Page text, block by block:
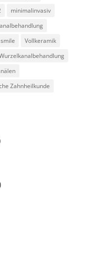
minimalinvasiv
smile
Vollkeramik
Zahnheilkunde